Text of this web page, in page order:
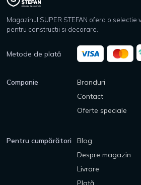
Magazinul SUPER STEFAN ofera o
pentru constructii si decorare.
Metode de plată
Companie
Branduri
Contact
Oferte speciale
Pentru cumpărători
Blog
Despre magazin
Livrare
Plată